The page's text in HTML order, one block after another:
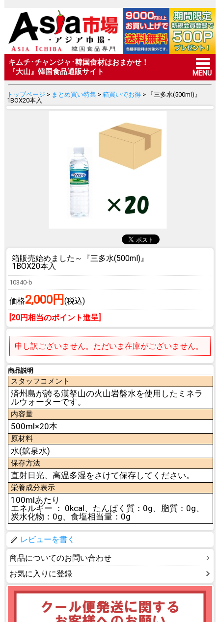
キムチ･チャンジャ･韓国食材はおまかせ！
『大山』韓国食品通販サイト
MENU
トップページ > まとめ買い特集> 箱買いでお得> 『三多水(500ml)』
1BOX20本入
箱販売始めました～
『三多水(500ml)』
1BOX20本入
10340-b
価格2,000円 (税込)
[20円相当のポイント進呈]
申し訳ございません。ただいま在庫がございません。
商品説明
スタッフコメント
済州島が誇る漢拏山の火山岩盤水を使用したミネラ
ルウォーターです。
内容量
500ml×20本
原材料
水(鉱泉水)
保存方法
直射日光、高温多湿をさけて保存してください。
栄養成分表示
100mlあたり
エネルギー ： 0kcal、たんぱく質：0g、脂質：0g、
炭水化物：0g、食塩相当量：0g
レビューを書く
商品についてのお問い合わせ
お気に入りに登録